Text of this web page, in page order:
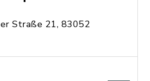
Straße 21, 83052